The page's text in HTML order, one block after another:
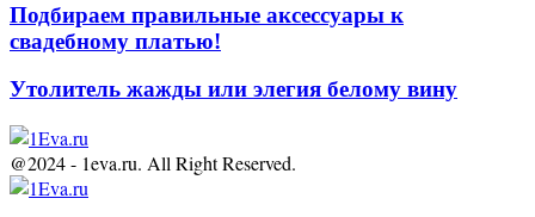
Подбираем правильные аксессуары к
свадебному платью!
Утолитель жажды или элегия белому вину
@2024 - 1eva.ru. All Right Reserved.